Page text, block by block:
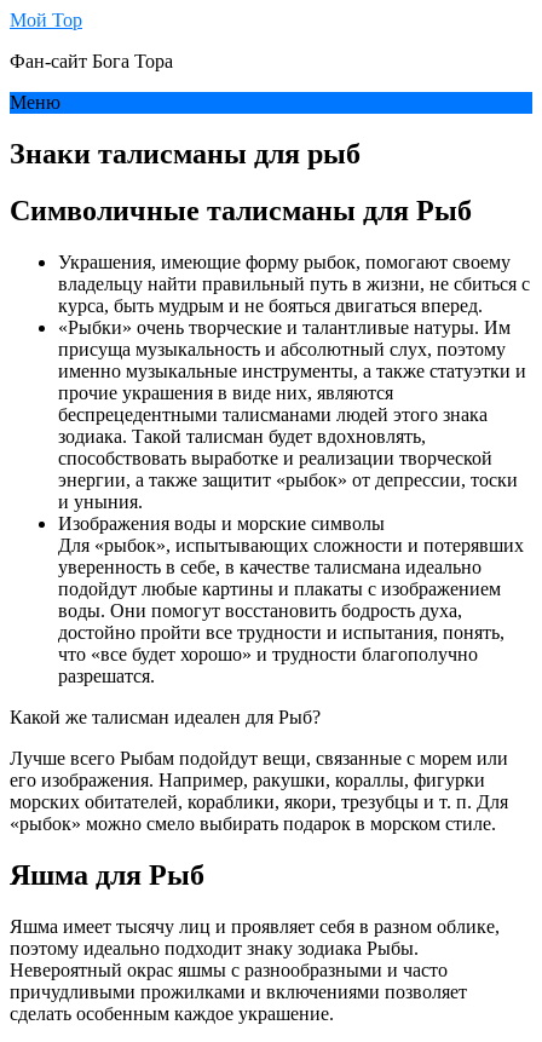
Мой Тор
Фан-сайт Бога Тора
Меню
Знаки талисманы для рыб
Символичные талисманы для Рыб
Украшения, имеющие форму рыбок, помогают своему
владельцу найти правильный путь в жизни, не сбиться с
курса, быть мудрым и не бояться двигаться вперед.
«Рыбки» очень творческие и талантливые натуры. Им
присуща музыкальность и абсолютный слух, поэтому
именно музыкальные инструменты, а также статуэтки и
прочие украшения в виде них, являются
беспрецедентными талисманами людей этого знака
зодиака. Такой талисман будет вдохновлять,
способствовать выработке и реализации творческой
энергии, а также защитит «рыбок» от депрессии, тоски
и уныния.
Изображения воды и морские символы
Для «рыбок», испытывающих сложности и потерявших
уверенность в себе, в качестве талисмана идеально
подойдут любые картины и плакаты с изображением
воды. Они помогут восстановить бодрость духа,
достойно пройти все трудности и испытания, понять,
что «все будет хорошо» и трудности благополучно
разрешатся.
Какой же талисман идеален для Рыб?
Лучше всего Рыбам подойдут вещи, связанные с морем или
его изображения. Например, ракушки, кораллы, фигурки
морских обитателей, кораблики, якори, трезубцы и т. п. Для
«рыбок» можно смело выбирать подарок в морском стиле.
Яшма для Рыб
Яшма имеет тысячу лиц и проявляет себя в разном облике,
поэтому идеально подходит знаку зодиака Рыбы.
Невероятный окрас яшмы с разнообразными и часто
причудливыми прожилками и включениями позволяет
сделать особенным каждое украшение.